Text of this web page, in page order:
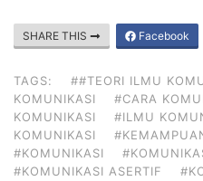
SHARE THIS Facebook
TAGS: ##TEORI ILMU
KOMUNIKASI
#CARA
KOMUNIKASI
#ILMU
KOMUNIKASI
#KOMUNIKASI
#KOMUNIKASI ASERTIF